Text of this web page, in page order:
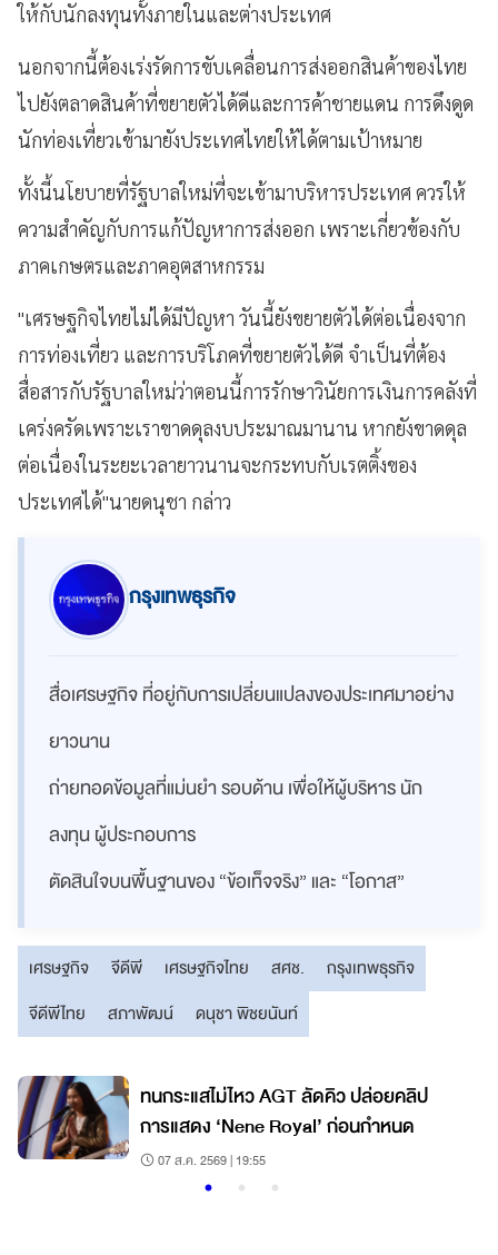
ให้กับนักลงทุนทั้งภายในและต่างประเทศ
นอกจากนี้ต้องเร่งรัดการขับเคลื่อนการส่งออกสินค้าของไทย
ไปยังตลาดสินค้าที่ขยายตัวได้ดีและการค้าชายแดน การดึงดูด
นักท่องเที่ยวเข้ามายังประเทศไทยให้ได้ตามเป้าหมาย
ทั้งนี้นโยบายที่รัฐบาลใหม่ที่จะเข้ามาบริหารประเทศ ควรให้
ความสำคัญกับการแก้ปัญหาการส่งออก เพราะเกี่ยวข้องกับ
ภาคเกษตรและภาคอุตสาหกรรม
"เศรษฐกิจไทยไม่ได้มีปัญหา วันนี้ยังขยายตัวได้ต่อเนื่องจาก
การท่องเที่ยว และการบริโภคที่ขยายตัวได้ดี จำเป็นที่ต้อง
สื่อสารกับรัฐบาลใหม่ว่าตอนนี้การรักษาวินัยการเงินการคลังที่
เคร่งครัดเพราะเราขาดดุลงบประมาณมานาน หากยังขาดดุล
ต่อเนื่องในระยะเวลายาวนานจะกระทบกับเรตติ้งของ
ประเทศได้"นายดนุชา กล่าว
กรุงเทพธุรกิจ
สื่อเศรษฐกิจ ที่อยู่กับการเปลี่ยนแปลงของประเทศมาอย่าง
ยาวนาน
ถ่ายทอดข้อมูลที่แม่นยำ รอบด้าน เพื่อให้ผู้บริหาร นัก
ลงทุน ผู้ประกอบการ
ตัดสินใจบนพื้นฐานของ “ข้อเท็จจริง” และ “โอกาส”
เศรษฐกิจ จีดีพี เศรษฐกิจไทย สศช.
กรุงเทพธุรกิจ
จีดีพีไทย
สภาพัฒน์ ดนุชา พิชยนันท์
ทนกระแสไม่ไหว AGT ลัดคิว ปล่อยคลิป
การแสดง ‘Nene Royal’ ก่อนกำหนด
07 ส.ค. 2569 | 19:55